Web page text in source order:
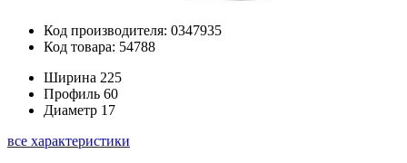
Код производителя: 0347935
Код товара: 54788
Ширина 225
Профиль 60
Диаметр 17
все характеристики